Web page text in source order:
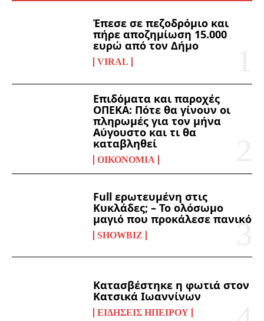
Έπεσε σε πεζοδρόμιο και
πήρε αποζημίωση 15.000
ευρώ από τον Δήμο
VIRAL
Επιδόματα και παροχές
ΟΠΕΚΑ: Πότε θα γίνουν οι
πληρωμές για τον μήνα
Αύγουστο και τι θα
καταβληθεί
ΟΙΚΟΝΟΜΊΑ
Full ερωτευμένη στις
Κυκλάδες; – Το ολόσωμο
μαγιό που προκάλεσε πανικό
SHOWBIZ
Κατασβέστηκε η φωτιά στον
Κατσικά Ιωαννίνων
ΕΙΔΉΣΕΙΣ ΗΠΕΊΡΟΥ